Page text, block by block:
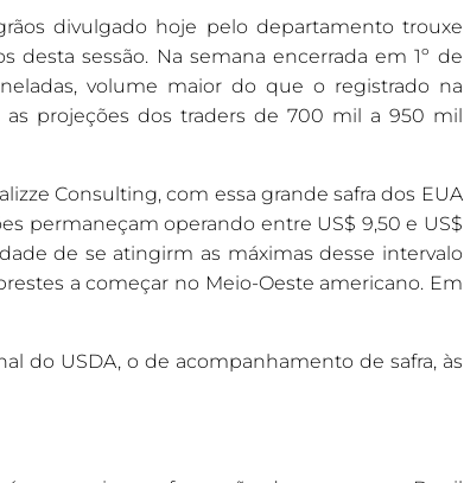
divulgado hoje pelo departamento trouxe
sessão. Na semana encerrada em 1º de
volume maior do que o registrado na
as projeções dos traders de 700 mil a 950 mil
Consulting, com essa grande safra dos EUA
permaneçam operando entre US$ 9,50 e US$
de se atingirm as máximas desse intervalo
a começar no Meio-Oeste americano. Em
do USDA, o de acompanhamento de safra, às